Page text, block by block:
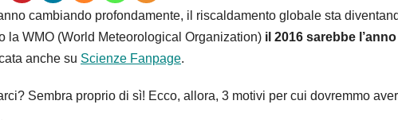
cambiando profondamente, il riscaldamento globale sta
la WMO (World Meteorological Organization) il 2016 sarebbe
anche su Scienze Fanpage.
Sembra proprio di sì! Ecco, allora, 3 motivi per cui dovremmo